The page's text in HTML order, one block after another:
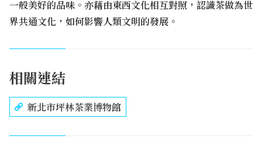
一般美好的品味。亦藉由東西文化相互對照，認識茶做為世
界共通文化，如何影響人類文明的發展。
相關連結
新北市坪林茶業博物館